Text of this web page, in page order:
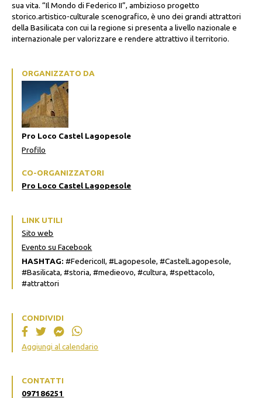
sua vita. “Il Mondo di Federico II”, ambizioso progetto
storico.artistico-culturale scenografico, è uno dei grandi attrattori
della Basilicata con cui la regione si presenta a livello nazionale e
internazionale per valorizzare e rendere attrattivo il territorio.
ORGANIZZATO DA
Pro Loco Castel Lagopesole
Profilo
CO-ORGANIZZATORI
Pro Loco Castel Lagopesole
LINK UTILI
Sito web
Evento su Facebook
HASHTAG: #FedericoII, #Lagopesole, #CastelLagopesole,
#Basilicata, #storia, #medieovo, #cultura, #spettacolo,
#attrattori
CONDIVIDI
Aggiungi al calendario
CONTATTI
097186251